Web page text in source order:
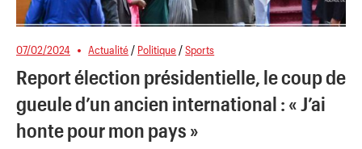
07/02/2024 Actualité / Politique /Sports
Report élection présidentielle, le coup de
gueule d’un ancien international : « J’ai
honte pour mon pays »